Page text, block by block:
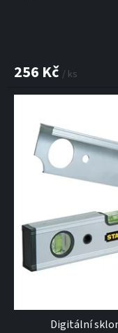
256 Kč / ks
Digitální